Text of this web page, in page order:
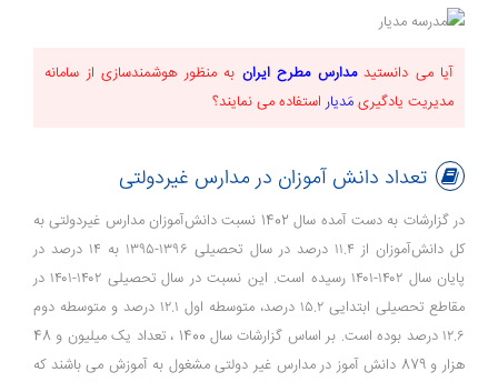
آیا می دانستیدمدارس مطرح ایران به منظور هوشمندسازی از سامانه
مدیریت یادگیری مَدیار استفاده می نمایند؟
تعداد دانش آموزان در مدارس غیردولتی
در گزارشات به دست آمده سال 1402 نسبت دانش‌آموزان مدارس غیردولتی به
کل دانش‌آموزان از ۱۱.۴ درصد در سال تحصیلی ۱۳۹۶-۱۳۹۵ به ۱۴ درصد در
پایان سال ۱۴۰۲-۱۴۰۱ رسیده است. این نسبت در سال تحصیلی ۱۴۰۲-۱۴۰۱ در
مقاطع تحصیلی ابتدایی ۱۵.۲ درصد، متوسطه اول ۱۲.۱ درصد و متوسطه دوم
۱۲.۶ درصد بوده است. بر اساس گزارشات سال 1400 ، تعداد یک میلیون و 48
هزار و 879 دانش آموز در مدارس غیر دولتی مشغول به آموزش می باشند که